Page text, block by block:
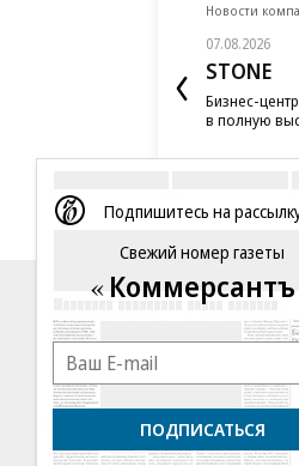
Новости
07.08.2026
STONE
Бизнес-
в полную
© АО
Подпишитесь на
Свежий номер газеты
Коммерсантъ
ПОДПИСАТЬСЯ